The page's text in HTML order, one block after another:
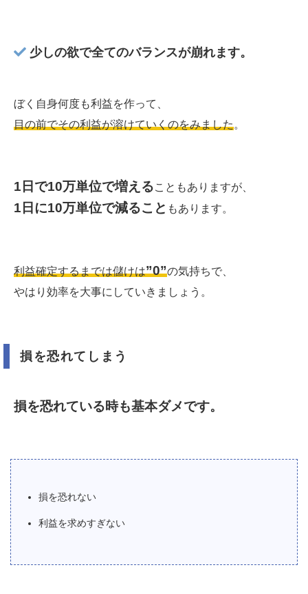
少しの欲で全てのバランスが崩れます。
ぼく自身何度も利益を作って、
目の前でその利益が溶けていくのをみました。
1日で10万単位で増えることもありますが、
1日に10万単位で減ること もあります。
利益確定するまでは儲けは”0”の気持ちで、
やはり効率を大事にしていきましょう。
損を恐れてしまう
損を恐れている時も基本ダメです。
損を恐れない
利益を求めすぎない